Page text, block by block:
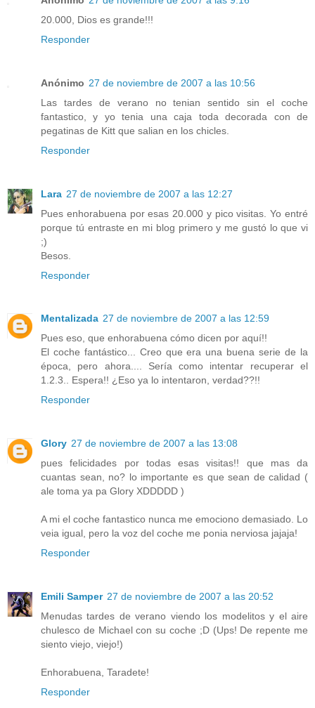
20.000, Dios es grande!!!
Responder
Anónimo 27 de noviembre de 2007 a las 10:56
Las tardes de verano no tenian sentido sin el coche
fantastico, y yo tenia una caja toda decorada con de
pegatinas de Kitt que salian en los chicles.
Responder
Lara 27 de noviembre de 2007 a las 12:27
Pues enhorabuena por esas 20.000 y pico visitas. Yo entré
porque tú entraste en mi blog primero y me gustó lo que vi
;)
Besos.
Responder
Mentalizada 27 de noviembre de 2007 a las 12:59
Pues eso, que enhorabuena cómo dicen por aquí!!
El coche fantástico... Creo que era una buena serie de la
época, pero ahora.... Sería como intentar recuperar el
1.2.3.. Espera!! ¿Eso ya lo intentaron, verdad??!!
Responder
Glory 27 de noviembre de 2007 a las 13:08
pues felicidades por todas esas visitas!! que mas da
cuantas sean, no? lo importante es que sean de calidad (
ale toma ya pa Glory XDDDDD )
A mi el coche fantastico nunca me emociono demasiado. Lo
veia igual, pero la voz del coche me ponia nerviosa jajaja!
Responder
Emili Samper 27 de noviembre de 2007 a las 20:52
Menudas tardes de verano viendo los modelitos y el aire
chulesco de Michael con su coche ;D (Ups! De repente me
siento viejo, viejo!)
Enhorabuena, Taradete!
Responder